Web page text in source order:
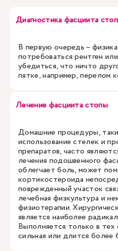
Диагностика фасциита
В первую очередь –
потребоваться рентген
убедиться, что ничто
пятке, например, перелом
Лечение фасциита стопы
Домашние процедуры,
использование стелек и
препаратов, часто
лечения подошвенного
облегчает боль, может
кортикостероида
поврежденный участок
лечебная физкультура и
физиотерапии.
является наиболее
Выполняется только в тех
сильная или длится более